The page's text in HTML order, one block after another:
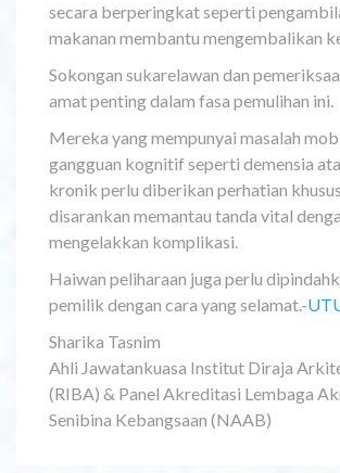
secara berperingkat seperti
makanan membantu mengembalikan
Sokongan sukarelawan dan
amat penting dalam fasa pemulihan ini.
Mereka yang mempunyai masalah
gangguan kognitif seperti demensia
kronik perlu diberikan perhatian
disarankan memantau tanda vital
mengelakkan komplikasi.
Haiwan peliharaan juga perlu
pemilik dengan cara yang selamat.-
Sharika Tasnim
Ahli Jawatankuasa Institut Diraja
(RIBA) & Panel Akreditasi Lembaga
Senibina Kebangsaan (NAAB)